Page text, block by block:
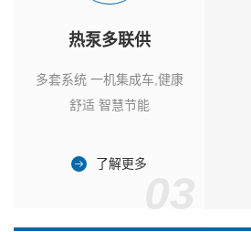
热泵多联供
多套系统 一机集成车,健康
舒适 智慧节能
了解更多